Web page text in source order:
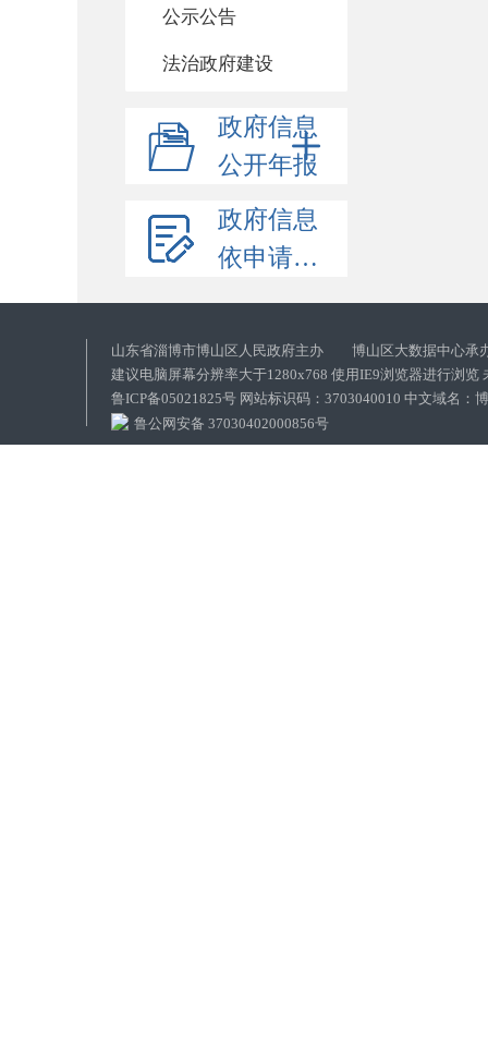
公示公告
法治政府建设
政府信息
公开年报
政府信息
依申请公开
山东省淄博市博山区人民政府主办 博山区大数据中心承
建议电脑屏幕分辨率大于1280x768 使用IE9浏览器进行浏览
鲁ICP备05021825号 网站标识码：3703040010 中文域名：
鲁公网安备 37030402000856号